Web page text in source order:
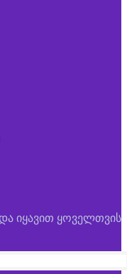
იყავით ყოველთვის